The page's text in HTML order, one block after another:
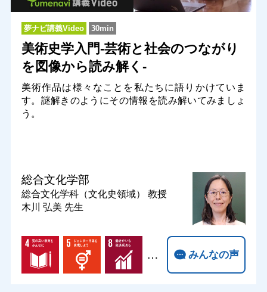
夢ナビ講義Video 30min
美術史学入門-芸術と社会のつながり
を図像から読み解く-
美術作品は様々なことを私たちに語りかけていま
す。謎解きのようにその情報を読み解いてみましょ
う。
総合文化学部
総合文化学科（文化史領域） 教授
木川 弘美 先生
… みんなの声